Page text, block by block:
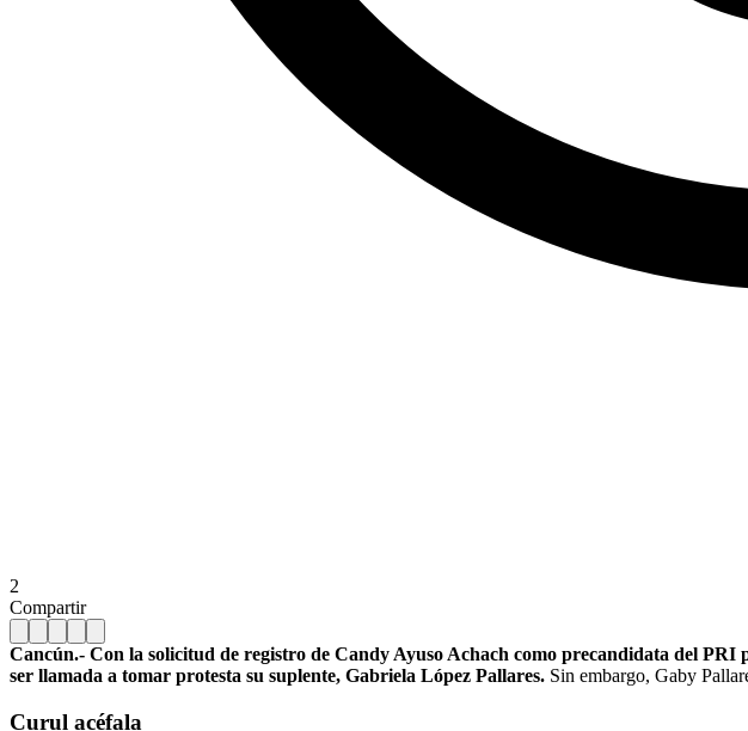
2
Compartir
Cancún.- Con la solicitud de registro de Candy Ayuso Achach como precandidata del
ser llamada a tomar protesta su suplente, Gabriela López Pallares. Sin embargo, Gaby
Curul acéfala